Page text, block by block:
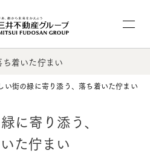
着いた佇まい
い街の緑に寄り添う、落ち着いた佇まい
に寄り添う、
た佇まい